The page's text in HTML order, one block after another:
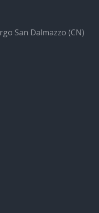
San Dalmazzo (CN)